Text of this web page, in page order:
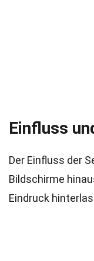
Einfluss
Der Einfluss der
Bildschirme
Eindruck